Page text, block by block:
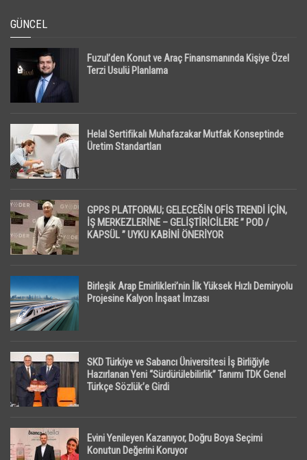
GÜNCEL
Fuzul’den Konut ve Araç Finansmanında Kişiye Özel
Terzi Usulü Planlama
Helal Sertifikalı Muhafazakar Mutfak Konseptinde
Üretim Standartları
GPPS PLATFORMU; GELECEĞİN OFİS TRENDİ İÇİN,
İŞ MERKEZLERİNE – GELİŞTİRİCİLERE ” POD /
KAPSÜL ” UYKU KABİNİ ÖNERİYOR
Birleşik Arap Emirlikleri’nin İlk Yüksek Hızlı Demiryolu
Projesine Kalyon İnşaat İmzası
SKD Türkiye ve Sabancı Üniversitesi İş Birliğiyle
Hazırlanan Yeni “Sürdürülebilirlik” Tanımı TDK Genel
Türkçe Sözlük’e Girdi
Evini Yenileyen Kazanıyor, Doğru Boya Seçimi
Konutun Değerini Koruyor